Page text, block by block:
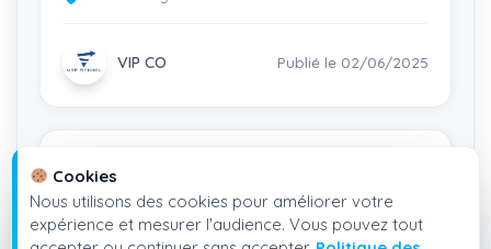
VIP CO Publié le 02/06/2025
Rejoignez Les Troyes Libanais H/F
– Formez-vous en alternance à un
Bac+3
Troyes
Cookies
Nous utilisons des cookies pour améliorer votre
expérience et mesurer l'audience. Vous pouvez tout